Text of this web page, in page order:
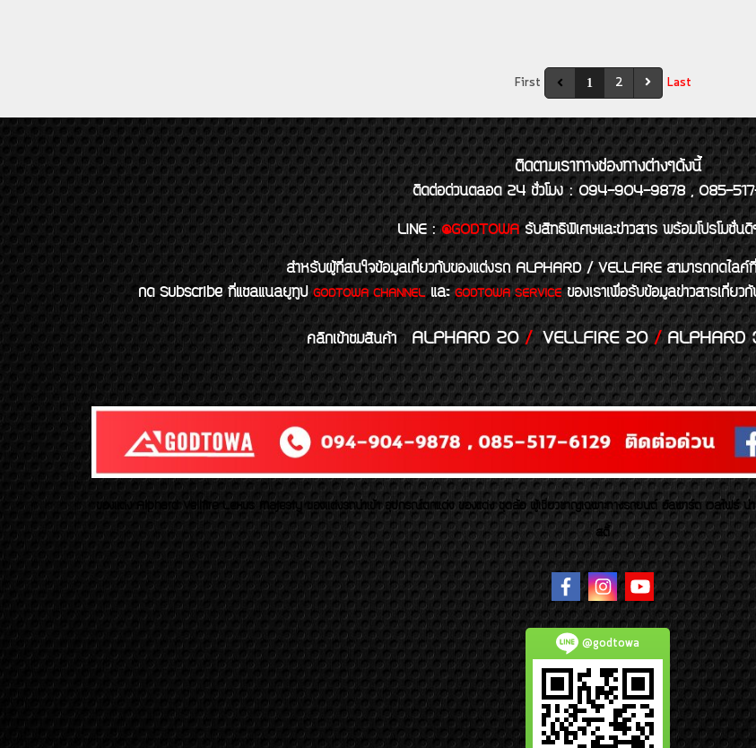
First 1 2 Last
ติดตามเราทางช่องทางต่างๆดังนี้
ติดต่อด่วนตลอด 24 ชั่วโมง : 094-904-9878 , 085-
LINE : @GODTOWA รับสิทธิพิเศษและข่าวสาร พร้อมโปรโมชั่น
สำหรับผู้ที่สนใจข้อมูลเกี่ยวกับของแต่งรถ ALPHARD / VELLFIRE สามารถกดไลค์
กด Subscribe ที่แชลแนลยูทูปGODTOWA CHANNELและ GODTOWA SERVICEของเราเพื่อรับข้อมูลข่าวสารเกี่ย
คลิกเข้าชมสินค้า ALPHARD 20/VELLFIRE 20/ALPHARD
ของเเต่ง Alphard Vellfire Lexus Majesty ของเเต่งรถนำเข้า อุปกรณ์ตกแต่ง ของแต่ง ชุดล้อ ผู้เชี่ยวชาญเฉพาะทางรถยนต์ อัลพาร์ด เวลไฟร์ นำ
สตี้
@godtowa